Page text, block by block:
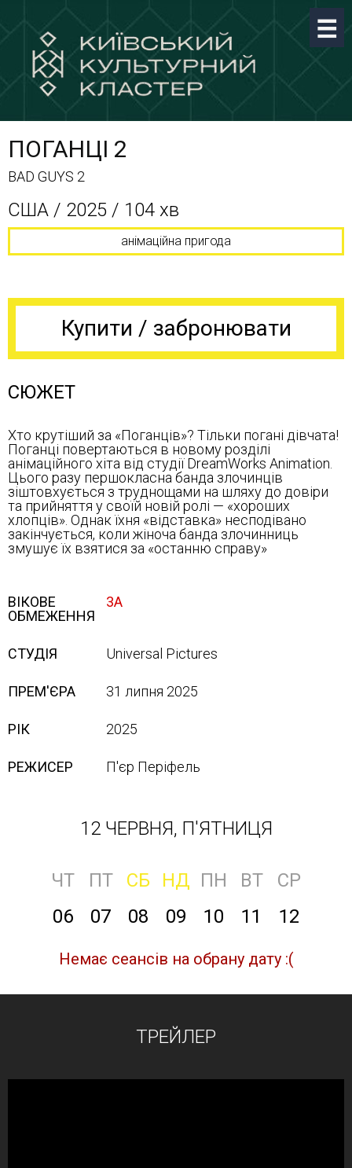
ПОГАНЦІ 2
BAD GUYS 2
США / 2025 / 104 хв
анімаційна пригода
Купити / забронювати
СЮЖЕТ
Хто крутіший за «Поганців»? Тільки погані дівчата!
Поганці повертаються в новому розділі
анімаційного хіта від студії DreamWorks Animation.
Цього разу першокласна банда злочинців
зіштовхується з труднощами на шляху до довіри
та прийняття у своїй новій ролі — «хороших
хлопців». Однак їхня «відставка» несподівано
закінчується, коли жіноча банда злочинниць
змушує їх взятися за «останню справу»
ВІКОВЕ
ОБМЕЖЕННЯ
3А
СТУДІЯ Universal Pictures
ПРЕМ'ЄРА 31 липня 2025
РІК 2025
РЕЖИСЕР П'єр Періфель
12 ЧЕРВНЯ, П'ЯТНИЦЯ
ЧТ ПТ СБ НД ПН ВТ
СР
06
07 08 09 10 11 12
Немає сеансів на обрану дату :(
ТРЕЙЛЕР